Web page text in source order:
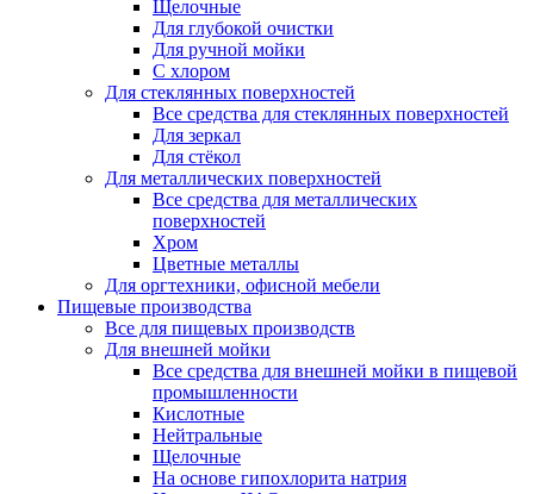
Щелочные
Для глубокой очистки
Для ручной мойки
С хлором
Для стеклянных поверхностей
Все средства для стеклянных поверхностей
Для зеркал
Для стёкол
Для металлических поверхностей
Все средства для металлических
поверхностей
Хром
Цветные металлы
Для оргтехники, офисной мебели
Пищевые производства
Все для пищевых производств
Для внешней мойки
Все средства для внешней мойки в пищевой
промышленности
Кислотные
Нейтральные
Щелочные
На основе гипохлорита натрия